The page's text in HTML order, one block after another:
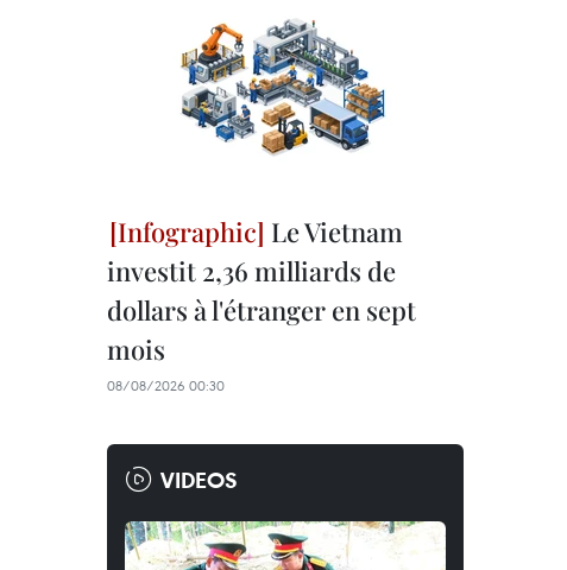
Le Vietnam
investit 2,36 milliards de
dollars à l'étranger en sept
mois
08/08/2026 00:30
VIDEOS